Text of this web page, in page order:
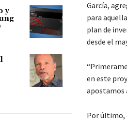
y
García,
para
plan de
desde el
en este
apostamos
Por último,